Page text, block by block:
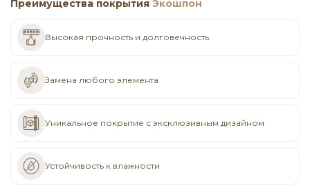
Преимущества покрытия Экошпон
Высокая прочность и долговечность
Замена любого элемента
Уникальное покрытие с эксклюзивным дизайном
Устойчивость к влажности